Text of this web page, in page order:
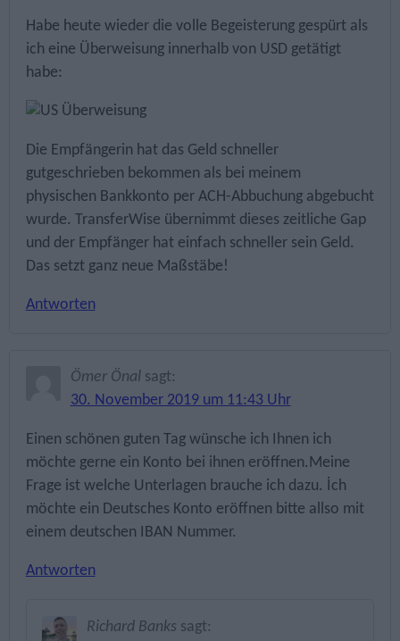
Habe heute wieder die volle Begeisterung gespürt als
ich eine Überweisung innerhalb von USD getätigt
habe:
Die Empfängerin hat das Geld schneller
gutgeschrieben bekommen als bei meinem
physischen Bankkonto per ACH-Abbuchung abgebucht
wurde. TransferWise übernimmt dieses zeitliche Gap
und der Empfänger hat einfach schneller sein Geld.
Das setzt ganz neue Maßstäbe!
Antworten
Ömer Önal sagt:
30. November 2019 um 11:43 Uhr
Einen schönen guten Tag wünsche ich Ihnen ich
möchte gerne ein Konto bei ihnen eröffnen.Meine
Frage ist welche Unterlagen brauche ich dazu. İch
möchte ein Deutsches Konto eröffnen bitte allso mit
einem deutschen IBAN Nummer.
Antworten
Richard Banks sagt: